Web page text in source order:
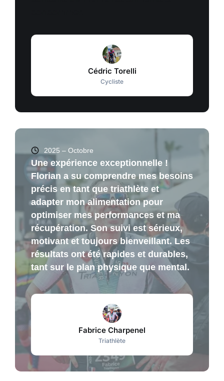
Cédric Torelli
Cycliste
2025 – Octobre
Une expérience exceptionnelle !
Florian a su comprendre mes besoins
précis en tant que triathlète et
adapter mon alimentation pour
optimiser mes performances et ma
récupération. Son suivi est sérieux,
motivant et toujours bienveillant. Les
résultats ont été rapides et durables,
tant sur le plan physique que mental.
Fabrice Charpenel
Triathlète